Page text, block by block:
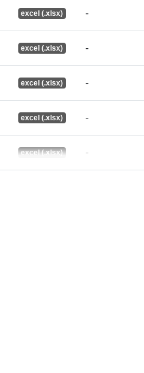
excel (.xlsx) -
excel (.xlsx) -
excel (.xlsx) -
excel (.xlsx) -
excel (.xlsx) -